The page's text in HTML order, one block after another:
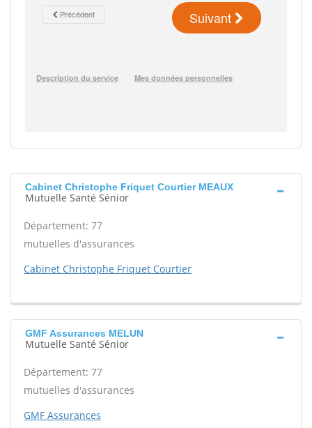
Cabinet Christophe Friquet Courtier MEAUX
Mutuelle Santé Sénior
Département: 77
mutuelles d'assurances
Cabinet Christophe Friquet Courtier
GMF Assurances MELUN
Mutuelle Santé Sénior
Département: 77
mutuelles d'assurances
GMF Assurances